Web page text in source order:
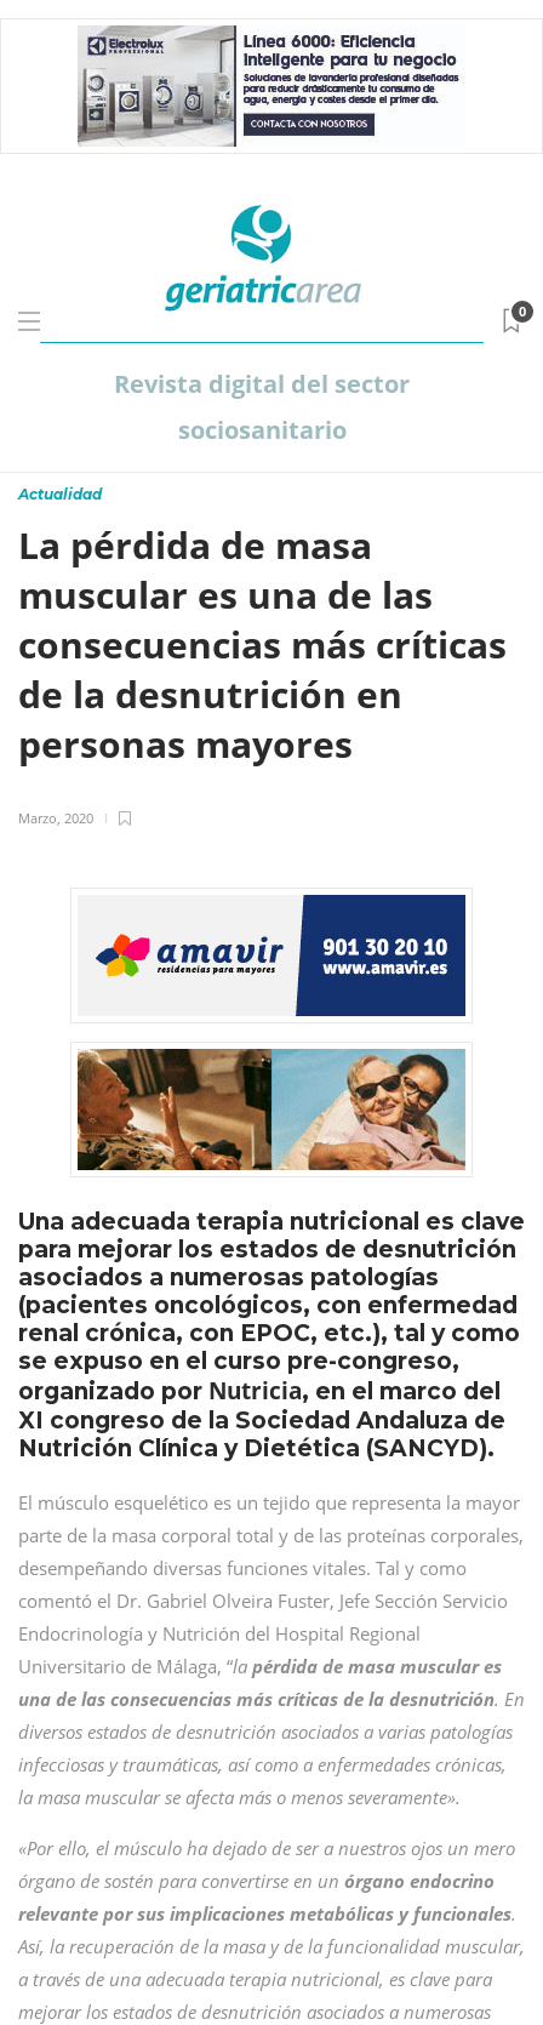
Revista digital del sector
sociosanitario
0
Actualidad
La pérdida de masa
muscular es una de las
consecuencias más críticas
de la desnutrición en
personas mayores
Marzo, 2020
Una adecuada terapia nutricional es clave
para mejorar los estados de desnutrición
asociados a numerosas patologías
(pacientes oncológicos, con enfermedad
renal crónica, con EPOC, etc.), tal y como
se expuso en el curso pre-congreso,
organizado por Nutricia, en el marco del
XI congreso de la Sociedad Andaluza de
Nutrición Clínica y Dietética (SANCYD).
El músculo esquelético es un tejido que representa la mayor
parte de la masa corporal total y de las proteínas corporales,
desempeñando diversas funciones vitales. Tal y como
comentó el Dr. Gabriel Olveira Fuster, Jefe Sección Servicio
Endocrinología y Nutrición del Hospital Regional
Universitario de Málaga, “la pérdida de masa muscular es
una de las consecuencias más críticas de la desnutrición. En
diversos estados de desnutrición asociados a varias patologías
infecciosas y traumáticas, así como a enfermedades crónicas,
la masa muscular se afecta más o menos severamente».
«Por ello, el músculo ha dejado de ser a nuestros ojos un mero
órgano de sostén para convertirse en un órgano endocrino
relevante por sus implicaciones metabólicas y funcionales.
Así, la recuperación de la masa y de la funcionalidad muscular,
a través de una adecuada terapia nutricional, es clave para
mejorar los estados de desnutrición asociados a numerosas